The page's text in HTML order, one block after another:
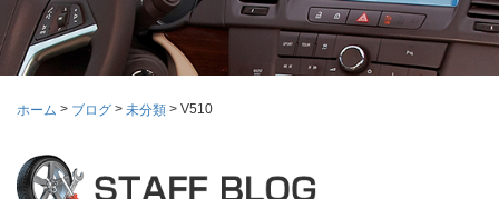
ホーム > ブログ > 未分類 > V510